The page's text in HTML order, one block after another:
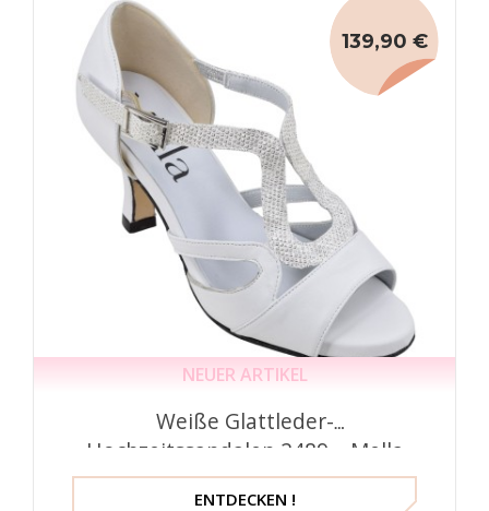
NEUER ARTIKEL
Weiße Glattleder-
Hochzeitssandalen 2489 – Mella
Italy
139,90 €
ENTDECKEN !